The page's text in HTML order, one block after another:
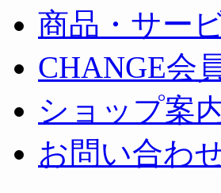
商品・サー
CHANGE会
ショップ案
お問い合わ